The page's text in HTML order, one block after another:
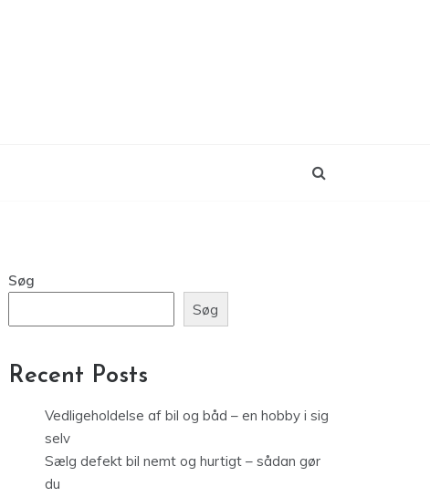
Søg
Søg
Recent Posts
Vedligeholdelse af bil og båd – en hobby i sig
selv
Sælg defekt bil nemt og hurtigt – sådan gør
du